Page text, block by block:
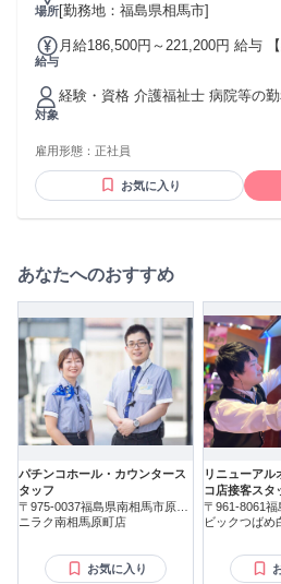
場所[勤務地：福島県相馬市]
給与
月給186,500円～221,200円 給与
当 10,000円～10,000円 ・介護手
調整手当 11,000円～11,000円 ・
月(1人につき)(法人規定に準じて)
対象
経験・資格 介護福祉士 病院等の
雇用形態： 正社員
お気に入り
あなたへのおすすめ
パチンコホール・カウンタース
タッフ
〒975-0037福島県南相馬市原町
区北原
ニラク南相馬原町店
お気に入り
リニューアル
コ店接客スタ
〒961-8061福
村
ビックつばめ